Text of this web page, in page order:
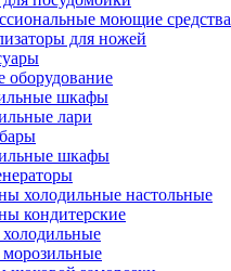
моющие средства
для ножей
оборудование
шкафы
лари
шкафы
холодильные настольные
кондитерские